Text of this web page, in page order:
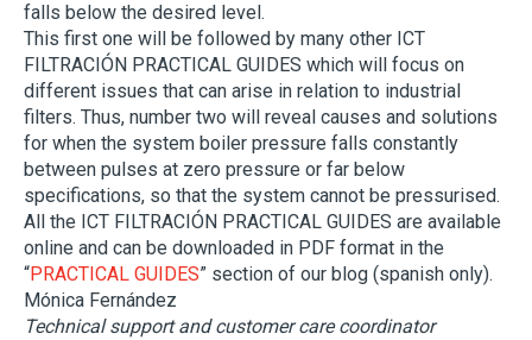
falls below the desired level.
This first one will be followed by many other ICT
FILTRACIÓN PRACTICAL GUIDES which will focus on
different issues that can arise in relation to industrial
filters. Thus, number two will reveal causes and solutions
for when the system boiler pressure falls constantly
between pulses at zero pressure or far below
specifications, so that the system cannot be pressurised.
All the ICT FILTRACIÓN PRACTICAL GUIDES are available
online and can be downloaded in PDF format in the
“PRACTICAL GUIDES” section of our blog (spanish only).
Mónica Fernández
Technical support and customer care coordinator